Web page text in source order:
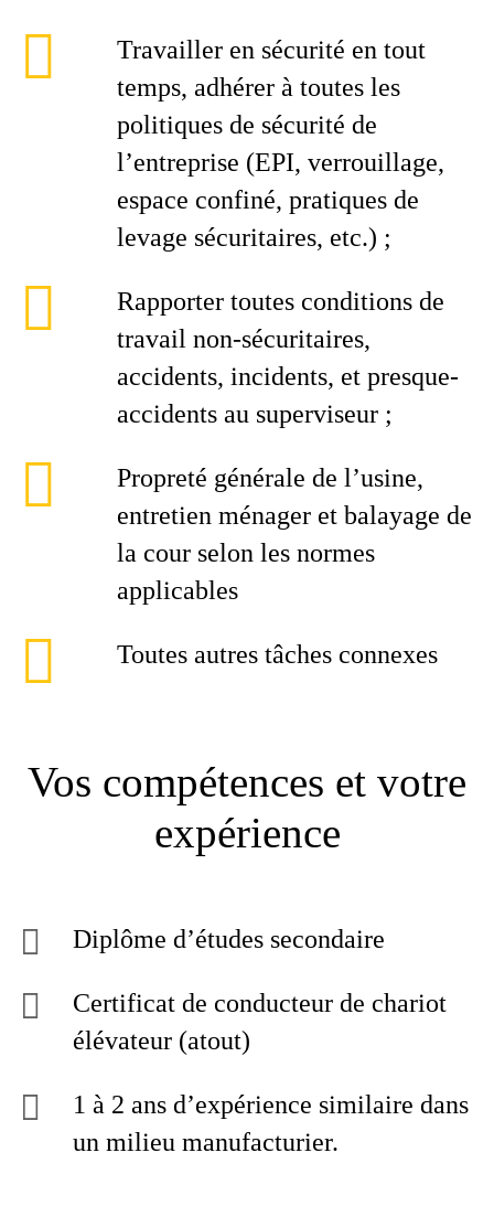
Travailler en sécurité en tout
temps, adhérer à toutes les
politiques de sécurité de
l’entreprise (EPI, verrouillage,
espace confiné, pratiques de
levage sécuritaires, etc.) ;
Rapporter toutes conditions de
travail non-sécuritaires,
accidents, incidents, et presque-
accidents au superviseur ;
Propreté générale de l’usine,
entretien ménager et balayage de
la cour selon les normes
applicables
Toutes autres tâches connexes
Vos compétences et votre
expérience
Diplôme d’études secondaire
Certificat de conducteur de chariot
élévateur (atout)
1 à 2 ans d’expérience similaire dans
un milieu manufacturier.